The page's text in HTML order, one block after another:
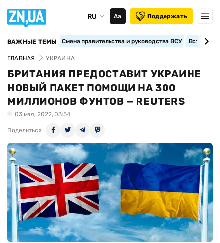
RU Аа Поддержать
ВАЖНЫЕ ТЕМЫ Смена правительства и руководства ВСУ
ГЛАВНАЯ УКРАИНА
БРИТАНИЯ ПРЕДОСТАВИТ УКРАИНЕ
НОВЫЙ ПАКЕТ ПОМОЩИ НА 300
МИЛЛИОНОВ ФУНТОВ — REUTERS
03 мая, 2022, 03:54
Поделиться